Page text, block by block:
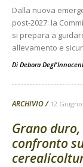
Dalla nuova
post-2027: la
si prepara a
allevamento e
Di Debora
ARCHIVIO 12
Grano
confronto